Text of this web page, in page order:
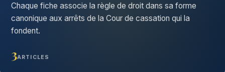
Chaque fiche associe la règle de droit dans sa forme
canonique aux arrêts de la Cour de cassation qui la
fondent.
3ARTICLES